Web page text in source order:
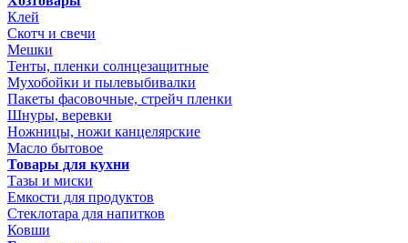
Клей
Скотч и свечи
Мешки
Тенты, пленки солнцезащитные
Мухобойки и пылевыбивалки
Пакеты фасовочные, стрейч пленки
Шнуры, веревки
Ножницы, ножи канцелярские
Масло бытовое
Товары для кухни
Тазы и миски
Емкости для продуктов
Стеклотара для напитков
Ковши